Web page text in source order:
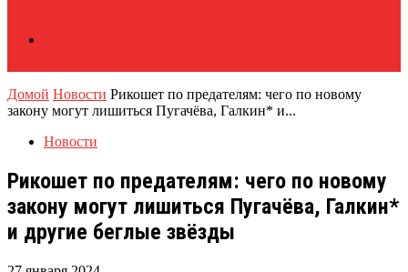
Домой Новости Рикошет по предателям: чего по новому
закону могут лишиться Пугачёва, Галкин* и...
Новости
Рикошет по предателям: чего по новому
закону могут лишиться Пугачёва, Галкин*
и другие беглые звёзды